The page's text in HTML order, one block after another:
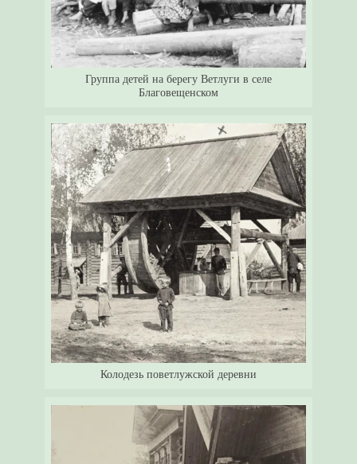
Группа детей на берегу Ветлуги в селе
Благовещенском
Колодезь поветлужской деревни